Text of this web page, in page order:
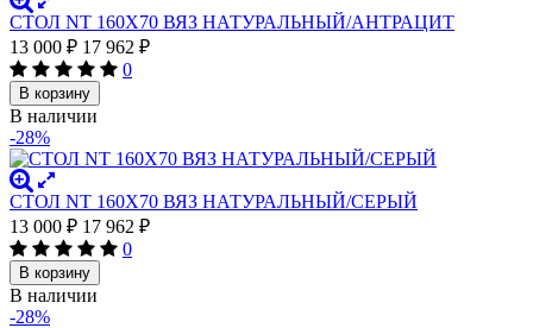
СТОЛ NT 160X70 ВЯЗ НАТУРАЛЬНЫЙ/АНТРАЦИТ
13 000 ₽ 17 962 ₽
0
В корзину
В наличии
-28%
СТОЛ NT 160X70 ВЯЗ НАТУРАЛЬНЫЙ/СЕРЫЙ
13 000 ₽ 17 962 ₽
0
В корзину
В наличии
-28%